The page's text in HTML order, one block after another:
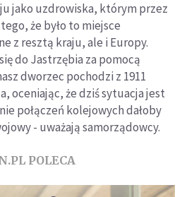
jako uzdrowiska, którym przez
że było to miejsce
z resztą kraju, ale i Europy.
do Jastrzębia za pomocą
dworzec pochodzi z 1911
oceniając, że dziś sytuacja jest
połączeń kolejowych dałoby
- uważają samorządowcy.
POLECA